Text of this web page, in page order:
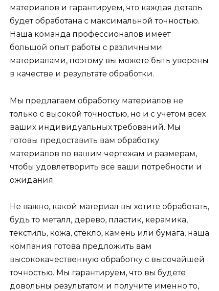
материалов и гарантируем, что каждая деталь
будет обработана с максимальной точностью.
Наша команда профессионалов имеет
большой опыт работы с различными
материалами, поэтому вы можете быть уверены
в качестве и результате обработки.
Мы предлагаем обработку материалов не
только с высокой точностью, но и с учетом всех
ваших индивидуальных требований. Мы
готовы предоставить вам обработку
материалов по вашим чертежам и размерам,
чтобы удовлетворить все ваши потребности и
ожидания.
Не важно, какой материал вы хотите обработать,
будь то металл, дерево, пластик, керамика,
текстиль, кожа, стекло, камень или бумага, наша
компания готова предложить вам
высококачественную обработку с высочайшей
точностью. Мы гарантируем, что вы будете
довольны результатом и получите именно то,